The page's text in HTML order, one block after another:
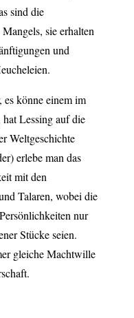
sind die
sie erhalten
und
es könne einem im
Lessing auf die
Weltgeschichte
erlebe man das
mit den
Talaren, wobei die
nur
Stücke seien.
gleiche Machtwille